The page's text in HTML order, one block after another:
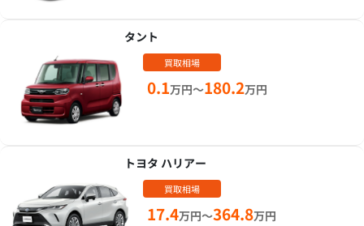
タント
買取相場
0.1万円～180.2万円
トヨタ ハリアー
買取相場
17.4万円～364.8万円